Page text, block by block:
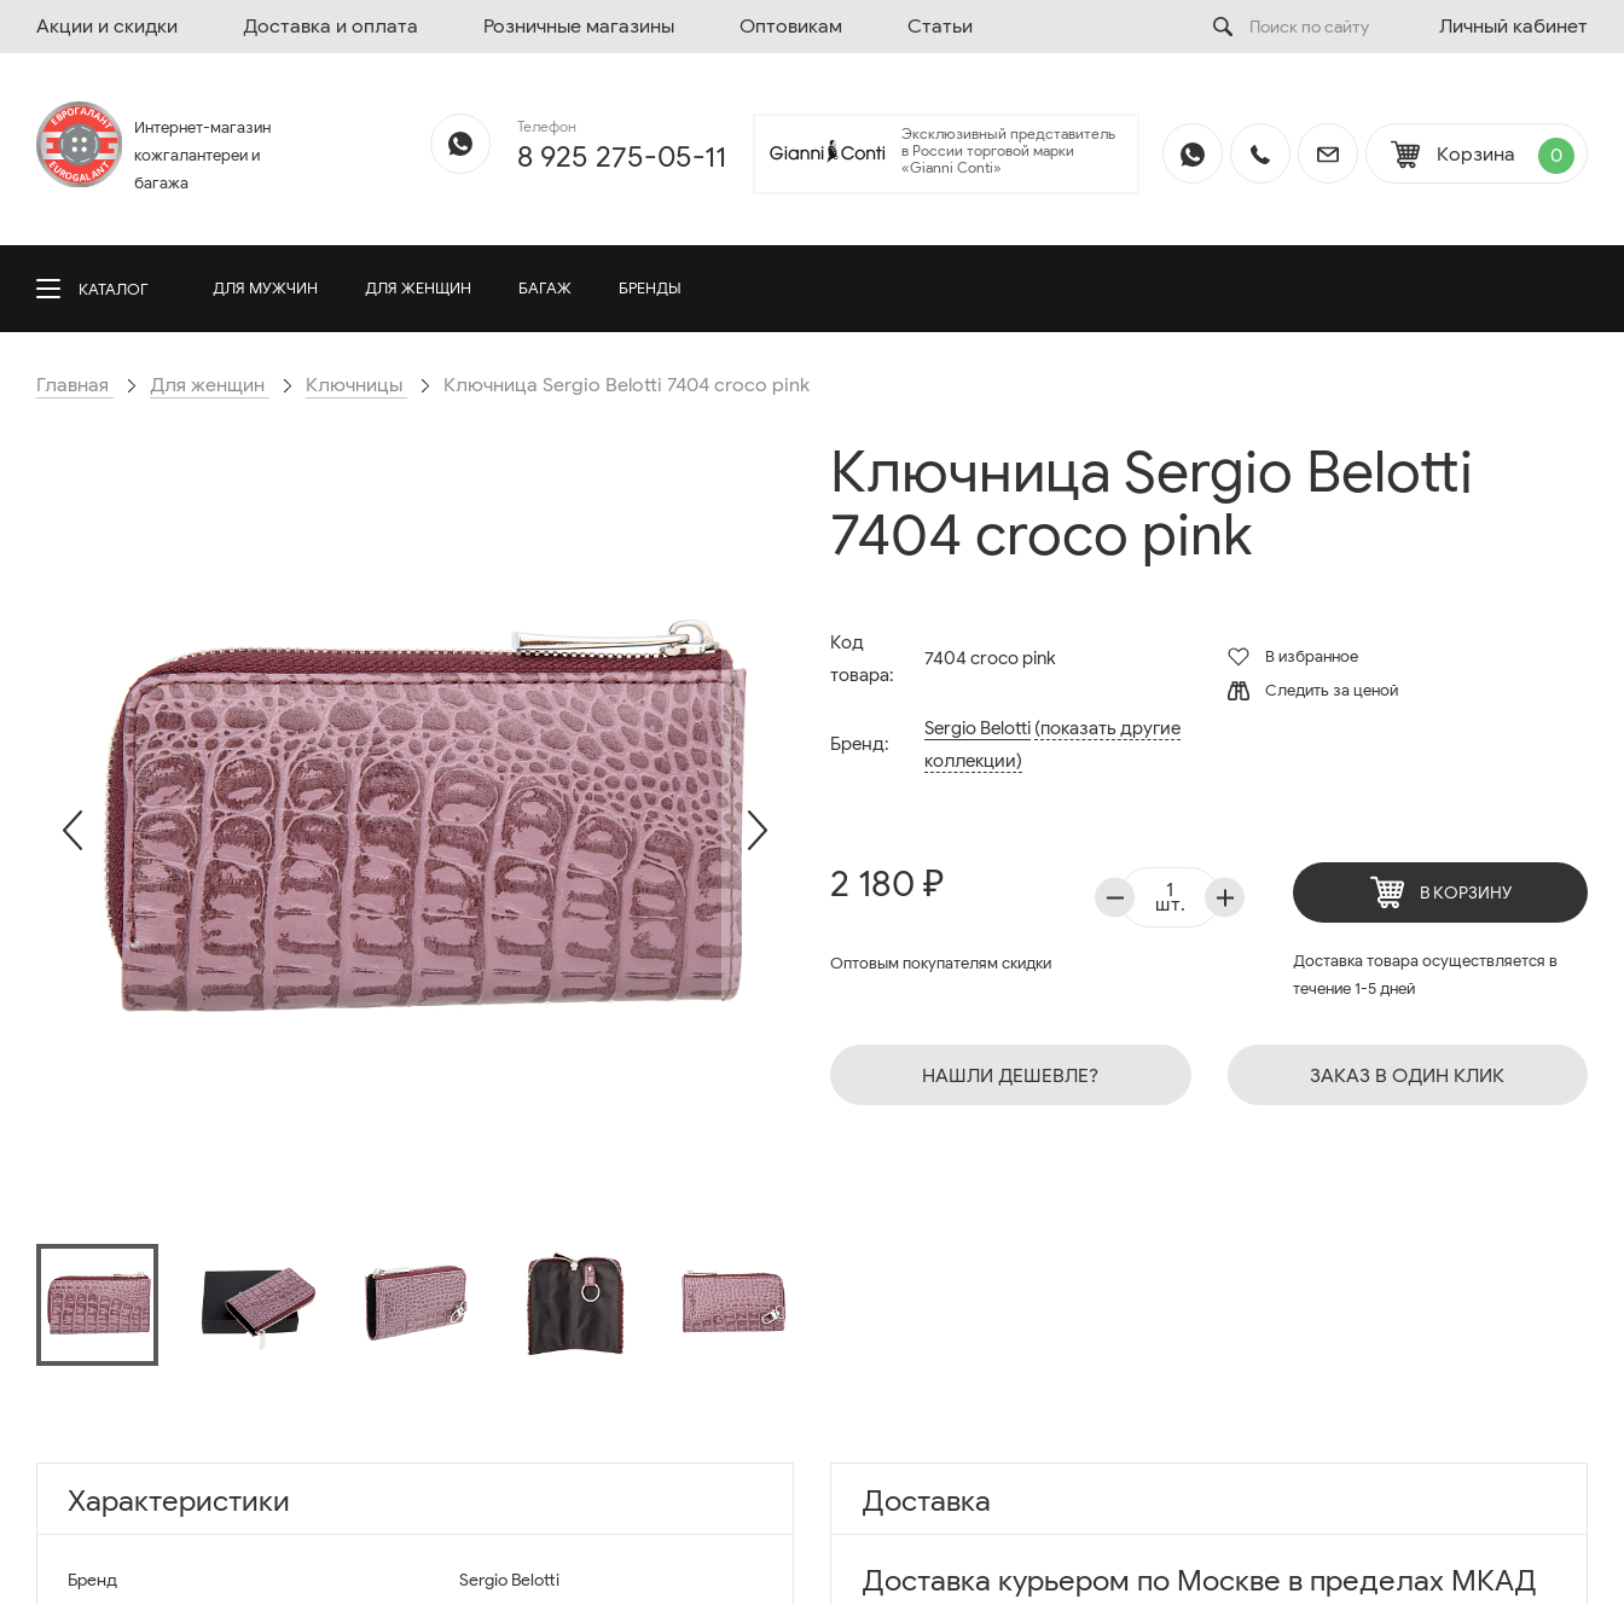
Акции и скидки Доставка и оплата Розничные магазины Оптовикам Статьи Личный кабинет
Интернет-магазин
кожгалантереи и
багажа
Телефон
8 925 275-05-11
Эксклюзивный представитель
в России торговой марки
«Gianni Conti»
Корзина 0
КАТАЛОГ ДЛЯ МУЖЧИН ДЛЯ ЖЕНЩИН БАГАЖ БРЕНДЫ
Главная Для женщин Ключницы Ключница Sergio Belotti 7404 croco pink
Ключница Sergio Belotti
7404 croco pink
Код
товара:
7404 croco pink
Бренд:
Sergio Belotti (показать другие
коллекции)
В избранное
Следить за ценой
2 180 ₽
Оптовым покупателям скидки
шт. В КОРЗИНУ
Доставка товара осуществляется в
течение 1-5 дней
НАШЛИ ДЕШЕВЛЕ? ЗАКАЗ В ОДИН КЛИК
Характеристики
Бренд Sergio Belotti
Доставка
Доставка курьером по Москве в пределах МКАД